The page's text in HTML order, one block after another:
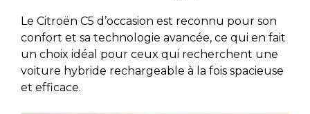
Le Citroën C5 d’occasion est reconnu pour son
confort et sa technologie avancée, ce qui en fait
un choix idéal pour ceux qui recherchent une
voiture hybride rechargeable à la fois spacieuse
et efficace.